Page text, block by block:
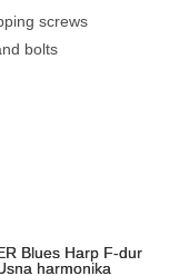
screws
bolts